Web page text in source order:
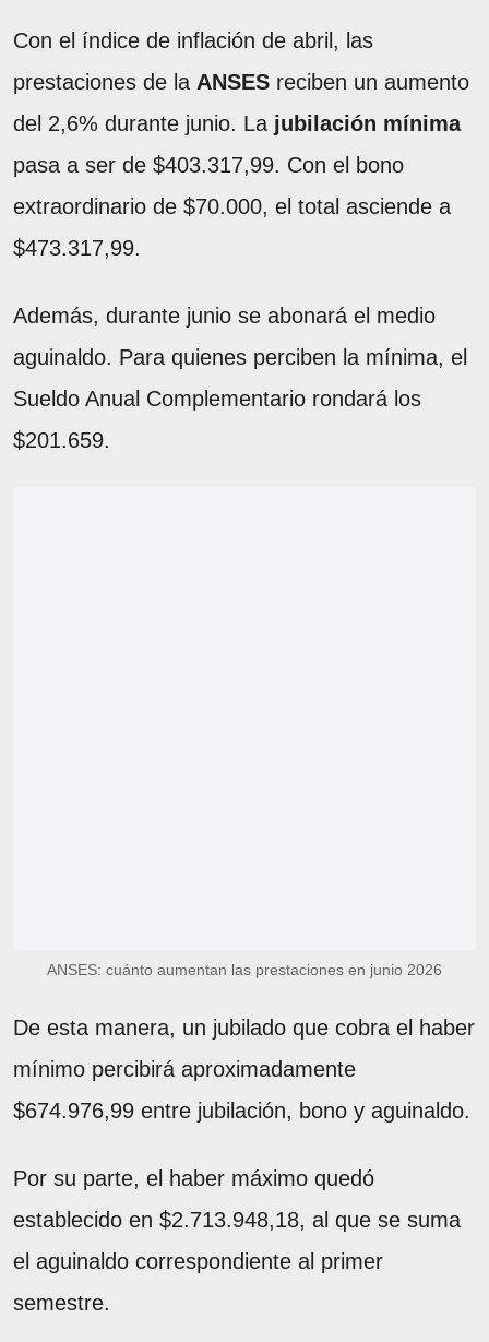
Con el índice de inflación de abril, las
prestaciones de la ANSES reciben un aumento
del 2,6% durante junio. La jubilación mínima
pasa a ser de $403.317,99. Con el bono
extraordinario de $70.000, el total asciende a
$473.317,99.
Además, durante junio se abonará el medio
aguinaldo. Para quienes perciben la mínima, el
Sueldo Anual Complementario rondará los
$201.659.
ANSES: cuánto aumentan las prestaciones en junio 2026
De esta manera, un jubilado que cobra el haber
mínimo percibirá aproximadamente
$674.976,99 entre jubilación, bono y aguinaldo.
Por su parte, el haber máximo quedó
establecido en $2.713.948,18, al que se suma
el aguinaldo correspondiente al primer
semestre.